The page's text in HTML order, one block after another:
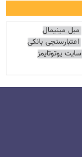
مبل مینیمال
اعتبارسنجی بانکی
سایت یوتوتایمز